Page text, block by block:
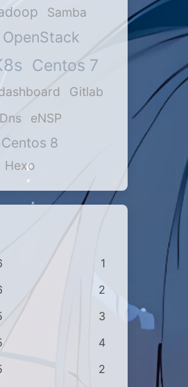
Samba
OpenStack
Centos 7
Gitlab
Dns eNSP
Centos 8
Hexo
1
2
3
4
2